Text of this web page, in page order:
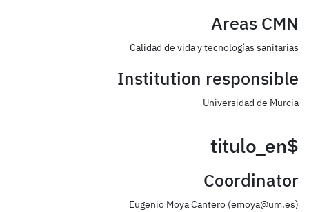
Areas CMN
Calidad de vida y tecnologías sanitarias
Institution responsible
Universidad de Murcia
$titulo_en
Coordinator
Eugenio Moya Cantero (emoya@um.es)